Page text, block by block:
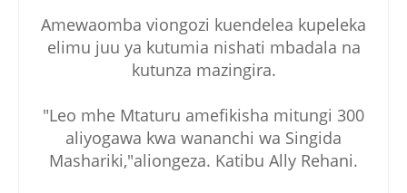
Amewaomba viongozi kuendelea kupeleka
elimu juu ya kutumia nishati mbadala na
kutunza mazingira.
"Leo mhe Mtaturu amefikisha mitungi 300
aliyogawa kwa wananchi wa Singida
Mashariki,"aliongeza. Katibu Ally Rehani.